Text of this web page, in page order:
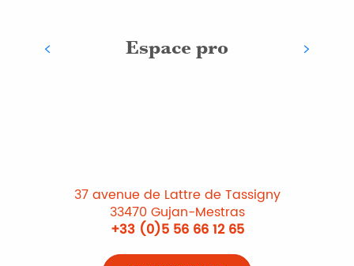
Espace pro
37 avenue de Lattre de Tassigny
33470 Gujan-Mestras
+33 (0)5 56 66 12 65